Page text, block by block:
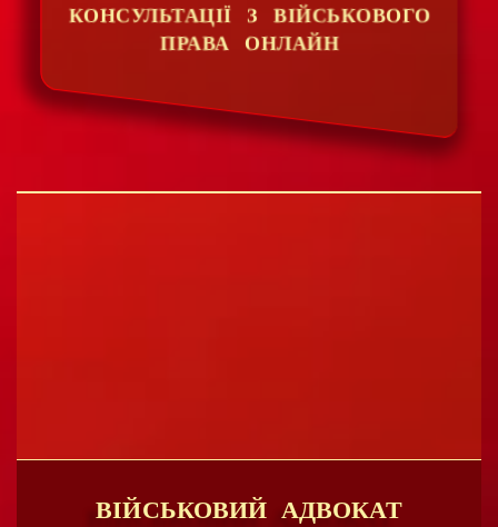
КОНСУЛЬТАЦІЇ З ВІЙСЬКОВОГО
ПРАВА ОНЛАЙН
ВІЙСЬКОВИЙ АДВОКАТ